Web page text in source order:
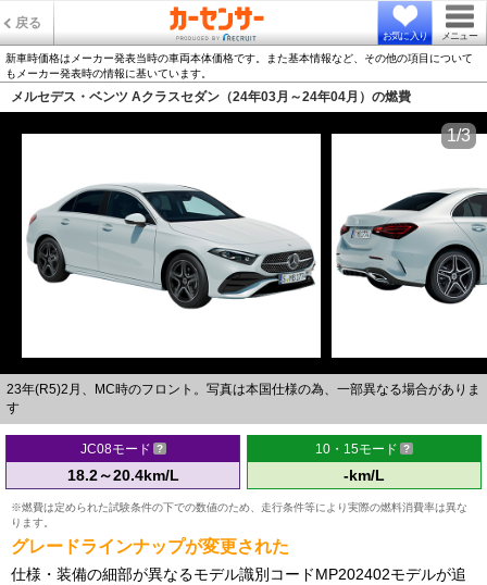
戻る
お気に入り メニュー
新車時価格はメーカー発表当時の車両本体価格です。また基本情報など、その他の項目について
もメーカー発表時の情報に基いています。
メルセデス・ベンツ Aクラスセダン（24年03月～24年04月）の燃費
23年(R5)2月、MC時のフロント。写真は本国仕様の為、一部異なる場合がありま
す
1/3
JC08モード
18.2～20.4km/L
10・15モード
-km/L
※燃費は定められた試験条件の下での数値のため、走行条件等により実際の燃料消費率は異な
ります。
グレードラインナップが変更された
仕様・装備の細部が異なるモデル識別コードMP202402モデルが追